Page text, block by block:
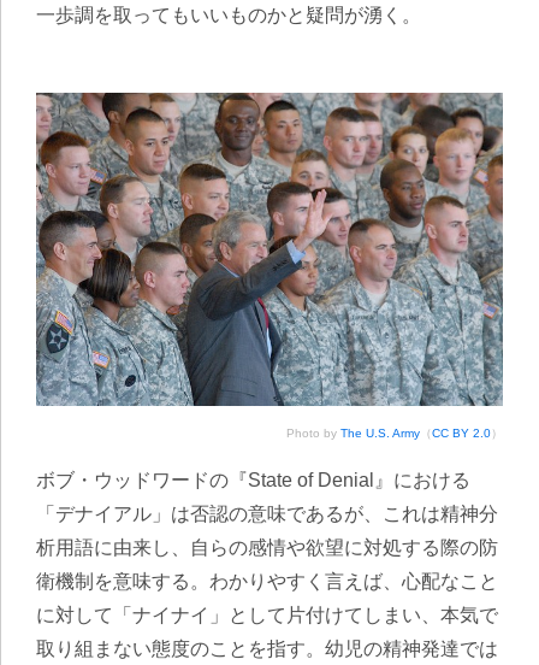
一歩調を取ってもいいものかと疑問が湧く。
Photo by The U.S. Army （CC BY 2.0）
ボブ・ウッドワードの『State of Denial』における
「デナイアル」は否認の意味であるが、これは精神分
析用語に由来し、自らの感情や欲望に対処する際の防
衛機制を意味する。わかりやすく言えば、心配なこと
に対して「ナイナイ」として片付けてしまい、本気で
取り組まない態度のことを指す。幼児の精神発達では